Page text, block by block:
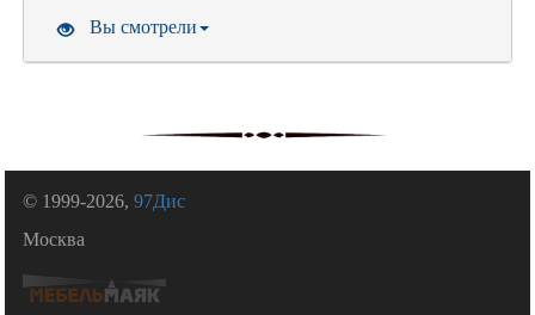
Вы смотрели
© 1999-2026,97Дис
Москва